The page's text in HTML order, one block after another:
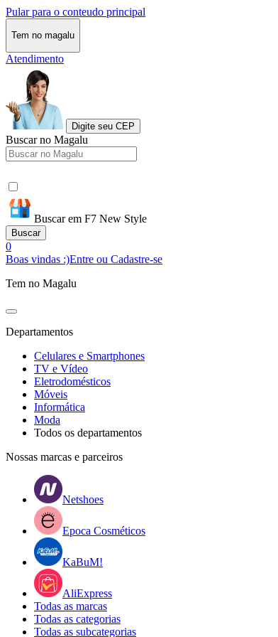
Pular para o conteudo principal
Tem no magalu
Atendimento
Digite seu CEP
Buscar no Magalu
Buscar em F7 New Style
Buscar
0
Boas vindas :)Entre ou Cadastre-se
Tem no Magalu
Departamentos
Celulares e Smartphones
TV e Vídeo
Eletrodomésticos
Móveis
Informática
Moda
Todos os departamentos
Nossas marcas e parceiros
Netshoes
Epoca Cosméticos
KaBuM!
AliExpress
Todas as marcas
Todas as categorias
Todas as subcategorias